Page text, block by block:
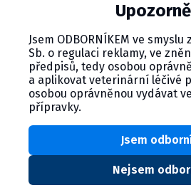
CYMEDICA PLUS:
SA VYPLÁCA
Zapojte sa do vernostného
Plus a získajte ďalšie bonusy
veterinárnu prax, vzdelávanie
Výhody členstva v
Exkluzívne produkty a
Jedinečné bonusy
Špeciálne podujatia,
Jsem ODBORNÍKEM ve smyslu
Sb. o regulaci reklamy, ve
předpisů, tedy osobou
a aplikovat veterinární léčivé
osobou oprávněnou vydávat
přípravky.
Nejsem
Jsem